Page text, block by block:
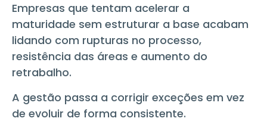
Empresas que tentam acelerar a
maturidade sem estruturar a base acabam
lidando com rupturas no processo,
resistência das áreas e aumento do
retrabalho.
A gestão passa a corrigir exceções em vez
de evoluir de forma consistente.